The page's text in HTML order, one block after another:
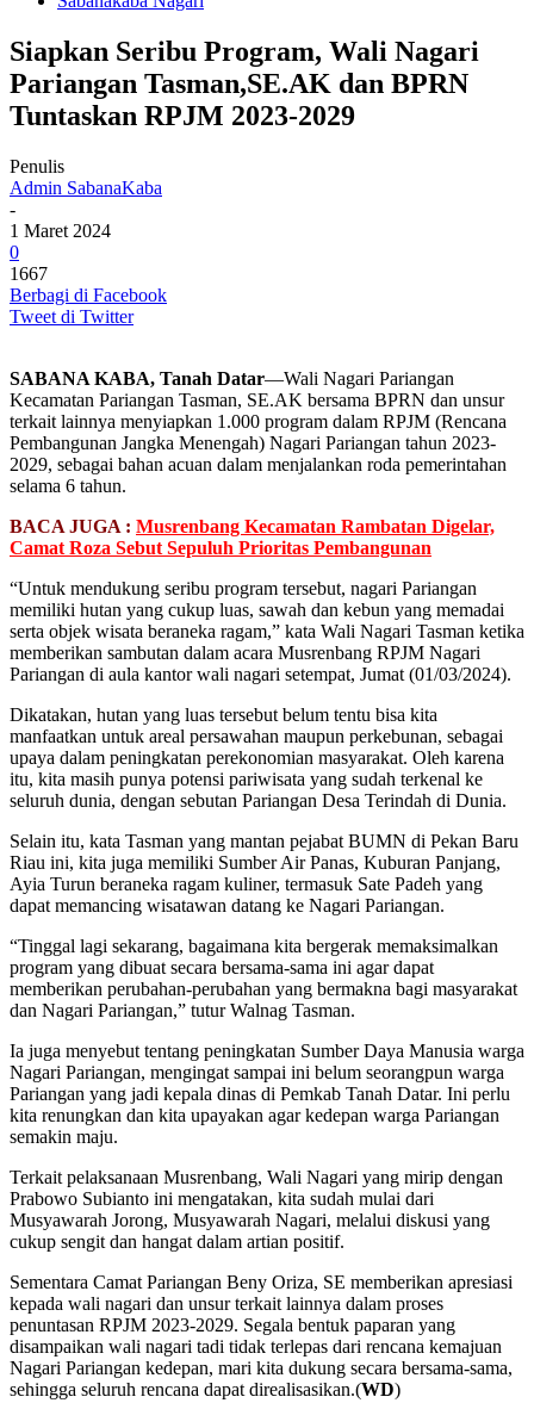
Siapkan Seribu Program, Wali Nagari
Pariangan Tasman,SE.AK dan BPRN
Tuntaskan RPJM 2023-2029
Penulis
Admin SabanaKaba
-
1 Maret 2024
0
1667
Berbagi di Facebook
Tweet di Twitter
SABANA KABA, Tanah Datar—Wali Nagari Pariangan
Kecamatan Pariangan Tasman, SE.AK bersama BPRN dan unsur
terkait lainnya menyiapkan 1.000 program dalam RPJM (Rencana
Pembangunan Jangka Menengah) Nagari Pariangan tahun 2023-
2029, sebagai bahan acuan dalam menjalankan roda pemerintahan
selama 6 tahun.
BACA JUGA : Musrenbang Kecamatan Rambatan Digelar,
Camat Roza Sebut Sepuluh Prioritas Pembangunan
“Untuk mendukung seribu program tersebut, nagari Pariangan
memiliki hutan yang cukup luas, sawah dan kebun yang memadai
serta objek wisata beraneka ragam,” kata Wali Nagari Tasman ketika
memberikan sambutan dalam acara Musrenbang RPJM Nagari
Pariangan di aula kantor wali nagari setempat, Jumat (01/03/2024).
Dikatakan, hutan yang luas tersebut belum tentu bisa kita
manfaatkan untuk areal persawahan maupun perkebunan, sebagai
upaya dalam peningkatan perekonomian masyarakat. Oleh karena
itu, kita masih punya potensi pariwisata yang sudah terkenal ke
seluruh dunia, dengan sebutan Pariangan Desa Terindah di Dunia.
Selain itu, kata Tasman yang mantan pejabat BUMN di Pekan Baru
Riau ini, kita juga memiliki Sumber Air Panas, Kuburan Panjang,
Ayia Turun beraneka ragam kuliner, termasuk Sate Padeh yang
dapat memancing wisatawan datang ke Nagari Pariangan.
“Tinggal lagi sekarang, bagaimana kita bergerak memaksimalkan
program yang dibuat secara bersama-sama ini agar dapat
memberikan perubahan-perubahan yang bermakna bagi masyarakat
dan Nagari Pariangan,” tutur Walnag Tasman.
Ia juga menyebut tentang peningkatan Sumber Daya Manusia warga
Nagari Pariangan, mengingat sampai ini belum seorangpun warga
Pariangan yang jadi kepala dinas di Pemkab Tanah Datar. Ini perlu
kita renungkan dan kita upayakan agar kedepan warga Pariangan
semakin maju.
Terkait pelaksanaan Musrenbang, Wali Nagari yang mirip dengan
Prabowo Subianto ini mengatakan, kita sudah mulai dari
Musyawarah Jorong, Musyawarah Nagari, melalui diskusi yang
cukup sengit dan hangat dalam artian positif.
Sementara Camat Pariangan Beny Oriza, SE memberikan apresiasi
kepada wali nagari dan unsur terkait lainnya dalam proses
penuntasan RPJM 2023-2029. Segala bentuk paparan yang
disampaikan wali nagari tadi tidak terlepas dari rencana kemajuan
Nagari Pariangan kedepan, mari kita dukung secara bersama-sama,
sehingga seluruh rencana dapat direalisasikan.(WD)